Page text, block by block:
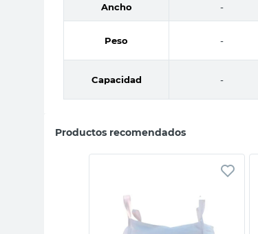
Ancho -
Peso -
Capacidad -
Productos recomendados